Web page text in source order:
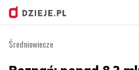
Średniowiecze